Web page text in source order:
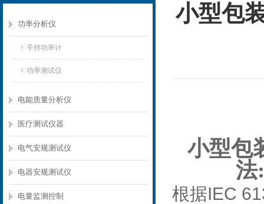
功率分析仪
手持功率计
功率测试仪
电能质量分析仪
医疗测试仪器
电气安规测试仪
电器安规测试仪
电量监测控制
小型包
小型包
法:
根据IEC